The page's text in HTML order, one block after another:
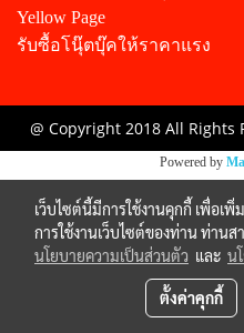
Yellow Page
รับซื้อโนุ๊ตบุ๊คให้ราคาแรง
@ Copyright 2018 All
Powered by
เว็บไซต์นี้มีการใช้งานคุกกี้ เพื่อ
การใช้งานเว็บไซต์ของท่าน ท่าน
นโยบายความเป็นส่วนตัว และ น
ตั้งค่าคุกกี้